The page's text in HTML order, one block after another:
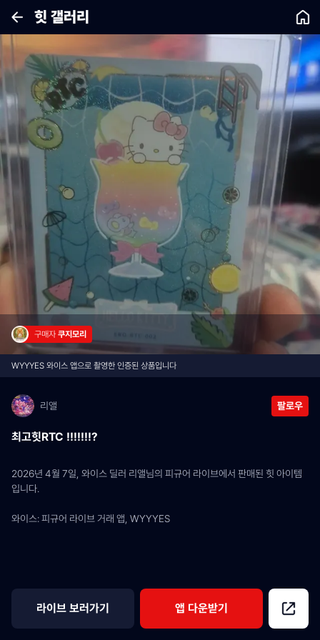
힛 갤러리
구매자 쿠지모리
WYYYES 와이스 앱으로 촬영한 인증된 상품입니다
리앨 팔로우
최고힛RTC !!!!!!!?
2026년 4월 7일, 와이스 딜러 리앨님의 피규어 라이브에서 판매된 힛 아이템
입니다.
와이스: 피규어 라이브 거래 앱, WYYYES
라이브 보러가기 앱 다운받기